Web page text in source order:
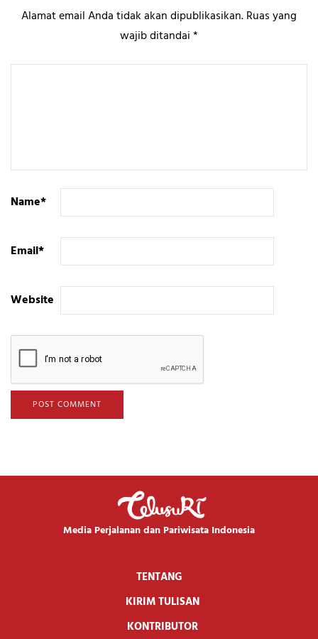
Alamat email Anda tidak akan dipublikasikan.Ruas yang
wajib ditandai*
Name*
Email*
Website
Media Perjalanan dan Pariwisata Indonesia
TENTANG
KIRIM TULISAN
KONTRIBUTOR